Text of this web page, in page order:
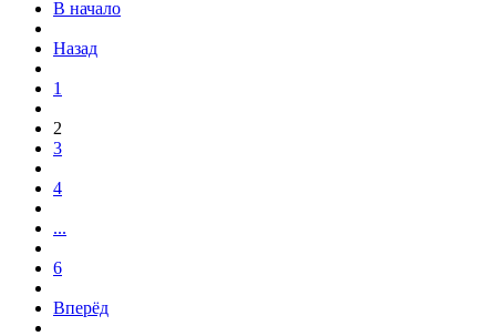
В начало
Назад
1
2
3
4
...
6
Вперёд